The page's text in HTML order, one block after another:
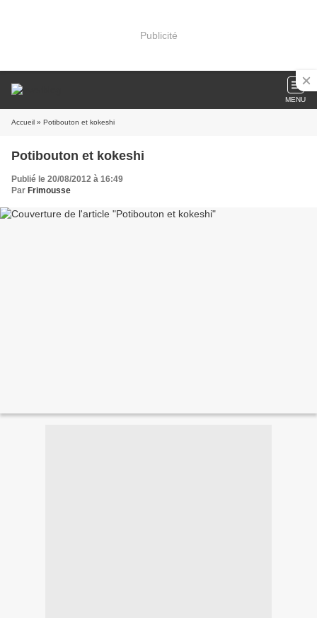
Publicité
MENU
Accueil » Potibouton et kokeshi
Potibouton et kokeshi
Publié le 20/08/2012 à 16:49
Par Frimousse